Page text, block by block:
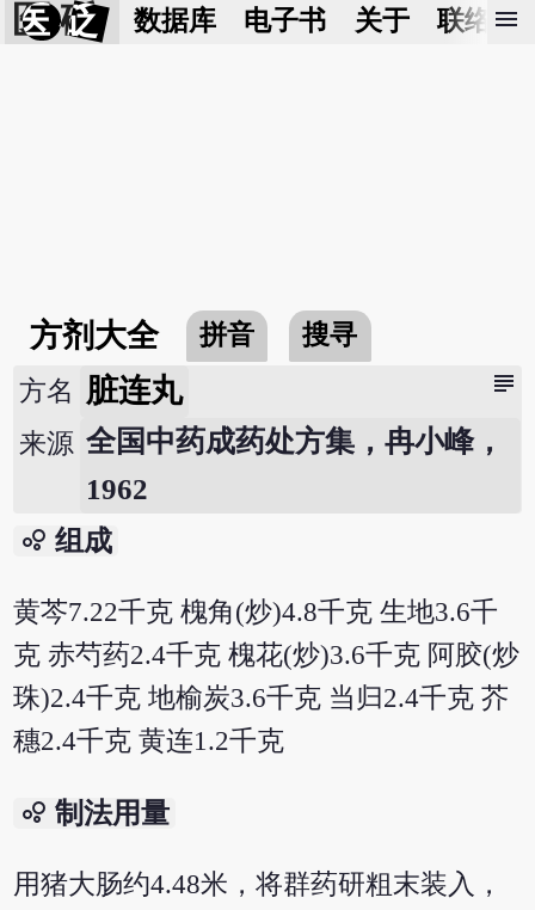
医 砭 数据库 电子书 关于 联络我
menu
方剂大全 拼音 搜寻
subject
方名 脏连丸
来源 全国中药成药处方集，冉小峰，
1962
bubble_chart 组成
黄芩7.22千克 槐角(炒)4.8千克 生地3.6千
克 赤芍药2.4千克 槐花(炒)3.6千克 阿胶(炒
珠)2.4千克 地榆炭3.6千克 当归2.4千克 芥
穗2.4千克 黄连1.2千克
bubble_chart 制法用量
用猪大肠约4.48米，将群药研粗末装入，